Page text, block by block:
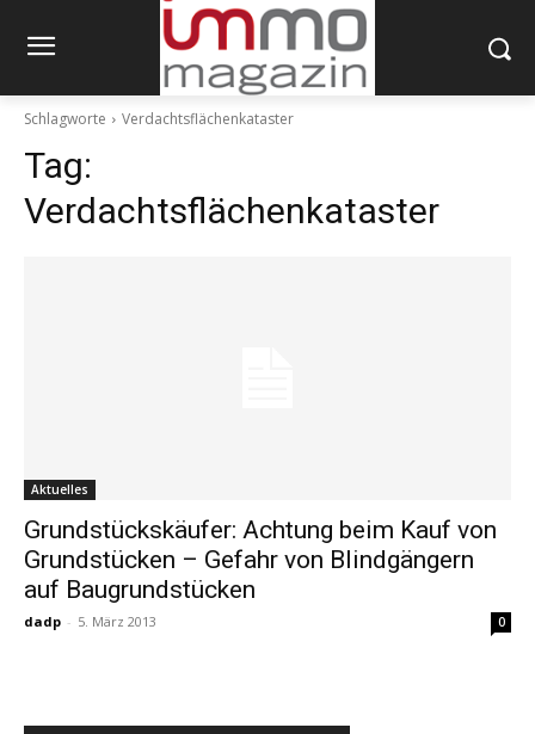
Schlagworte Verdachtsflächenkataster
Tag:
Verdachtsflächenkataster
Aktuelles
Grundstückskäufer: Achtung beim Kauf von
Grundstücken – Gefahr von Blindgängern
auf Baugrundstücken
dadp - 5. März 2013 0